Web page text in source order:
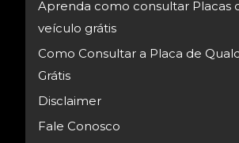
Aprenda como consultar Placas
veículo grátis
Como Consultar a Placa de
Grátis
Disclaimer
Fale Conosco